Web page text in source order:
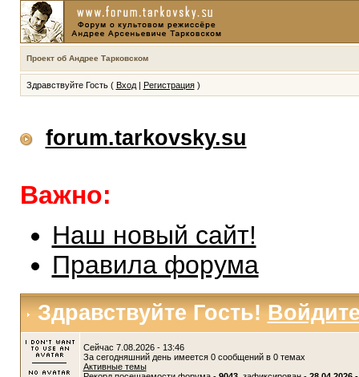
Проект об Андрее Тарковском
Здравствуйте Гость ( Вход| Регистрация)
forum.tarkovsky.su
Важно:
Наш новый сайт!
Правила форума
Здравствуйте Гость!
Сейчас 7.08.2026 - 13:46
За сегодняшний день имеется 0 сообщений в 0 темах
Активные темы